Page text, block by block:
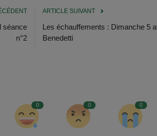
séance
n°2
ARTICLE SUIVANT
Les échauffements : Dimanche 5
Benedetti
0 0 0